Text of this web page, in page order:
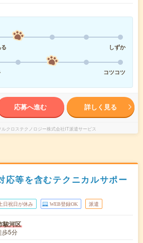
しずか
コツコツ
応募へ進む 詳しく見る
ルクロステクノロジー株式会社IT派遣サービス
応等を含むテクニカルサポー
日祝日が休み WEB登録OK 派遣
駿河区
歩5分